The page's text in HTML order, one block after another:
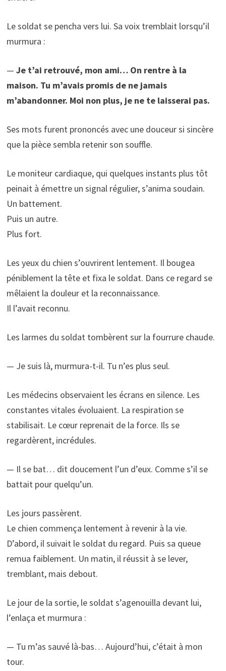
Le soldat se pencha vers lui. Sa voix tremblait lorsqu’il
murmura :
— Je t’ai retrouvé, mon ami… On rentre à la
maison. Tu m’avais promis de ne jamais
m’abandonner. Moi non plus, je ne te laisserai pas.
Ses mots furent prononcés avec une douceur si sincère
que la pièce sembla retenir son souffle.
Le moniteur cardiaque, qui quelques instants plus tôt
peinait à émettre un signal régulier, s’anima soudain.
Un battement.
Puis un autre.
Plus fort.
Les yeux du chien s’ouvrirent lentement. Il bougea
péniblement la tête et fixa le soldat. Dans ce regard se
mêlaient la douleur et la reconnaissance.
Il l’avait reconnu.
Les larmes du soldat tombèrent sur la fourrure chaude.
— Je suis là, murmura-t-il. Tu n’es plus seul.
Les médecins observaient les écrans en silence. Les
constantes vitales évoluaient. La respiration se
stabilisait. Le cœur reprenait de la force. Ils se
regardèrent, incrédules.
— Il se bat… dit doucement l’un d’eux. Comme s’il se
battait pour quelqu’un.
Les jours passèrent.
Le chien commença lentement à revenir à la vie.
D’abord, il suivait le soldat du regard. Puis sa queue
remua faiblement. Un matin, il réussit à se lever,
tremblant, mais debout.
Le jour de la sortie, le soldat s’agenouilla devant lui,
l’enlaça et murmura :
— Tu m’as sauvé là-bas… Aujourd’hui, c’était à mon
tour.